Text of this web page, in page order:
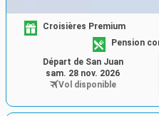
Croisières Premium
Pension
Départ de San Juan
sam. 28 nov. 2026
Vol disponible